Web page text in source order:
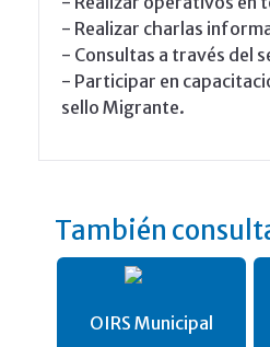
- Realizar charlas
- Consultas a través del
- Participar en
sello Migrante.
También
OIRS Municipal